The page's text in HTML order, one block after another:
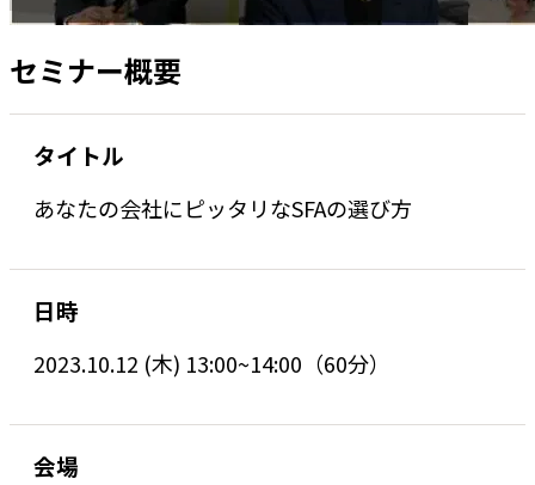
セミナー概要
タイトル
あなたの会社にピッタリなSFAの選び方
日時
2023.10.12 (木) 13:00~14:00（60分）
会場